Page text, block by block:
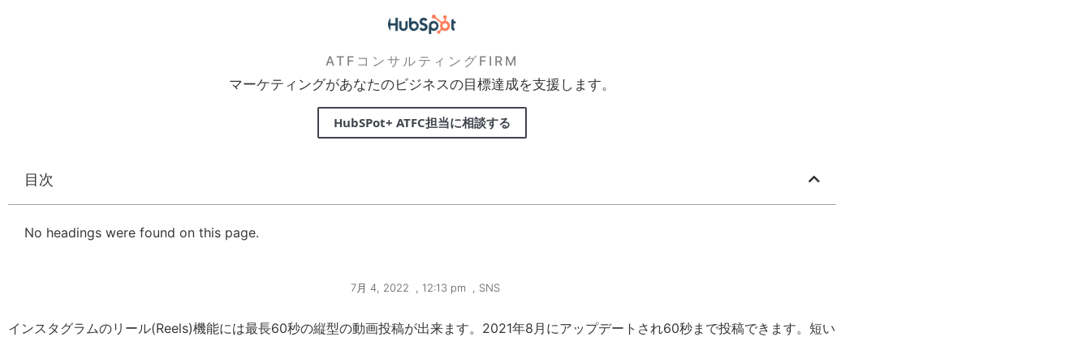
ATFコンサルティングFIRM
マーケティングがあなたのビジネスの目標達成を支援します。
HubSPot+ ATFC担当に相談する
目次
No headings were found on this page.
7月 4, 2022 12:13 pm SNS
インスタグラムのリール(Reels)機能には最長60秒の縦型の動画投稿が出来ます。2021年8月にアップデートされ60秒まで投稿できます。短い